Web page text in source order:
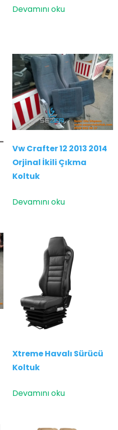
Devamını oku
Vw Crafter 12 2013 2014
Orjinal İkili Çıkma
Koltuk
Devamını oku
Xtreme Havalı Sürücü
Koltuk
Devamını oku